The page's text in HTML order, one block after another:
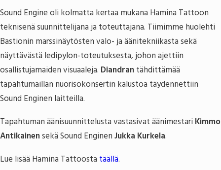
Sound Engine oli kolmatta kertaa mukana Hamina Tattoon
teknisenä suunnittelijana ja toteuttajana. Tiimimme huolehti
Bastionin marssinäytösten valo- ja äänitekniikasta sekä
näyttävästä ledipylon-toteutuksesta, johon ajettiin
osallistujamaiden visuaaleja. Diandrantähdittämää
tapahtumaillan nuorisokonsertin kalustoa täydennettiin
Sound Enginen laitteilla.
Tapahtuman äänisuunnittelusta vastasivat äänimestari Kimmo
Antikainensekä Sound EnginenJukka Kurkela.
Lue lisää Hamina Tattoosta täällä.